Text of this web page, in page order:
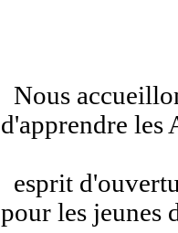
Nous
d'apprendre les
esprit
pour les jeunes